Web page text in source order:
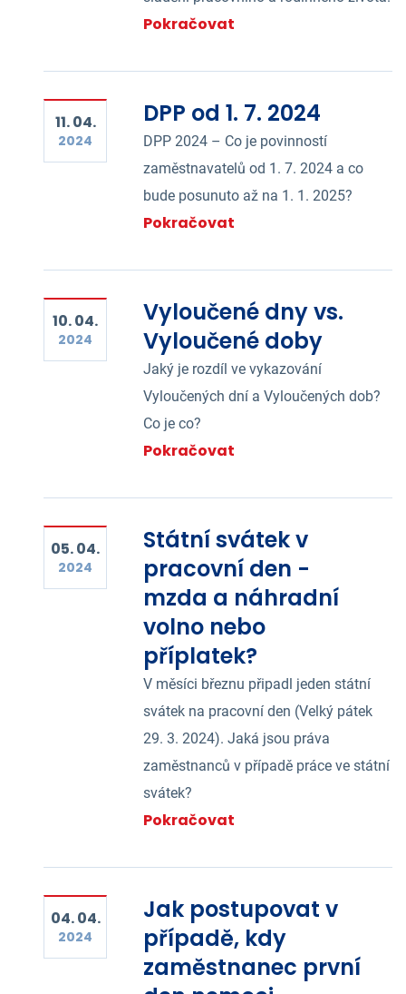
Pokračovat
11. 04.
2024
DPP od 1. 7. 2024
DPP 2024 – Co je povinností
zaměstnavatelů od 1. 7. 2024 a co
bude posunuto až na 1. 1. 2025?
Pokračovat
10. 04.
2024
Vyloučené dny vs.
Vyloučené doby
Jaký je rozdíl ve vykazování
Vyloučených dní a Vyloučených dob?
Co je co?
Pokračovat
05. 04.
2024
Státní svátek v
pracovní den -
mzda a náhradní
volno nebo
příplatek?
V měsíci březnu připadl jeden státní
svátek na pracovní den (Velký pátek
29. 3. 2024). Jaká jsou práva
zaměstnanců v případě práce ve státní
svátek?
Pokračovat
04. 04.
2024
Jak postupovat v
případě, kdy
zaměstnanec první